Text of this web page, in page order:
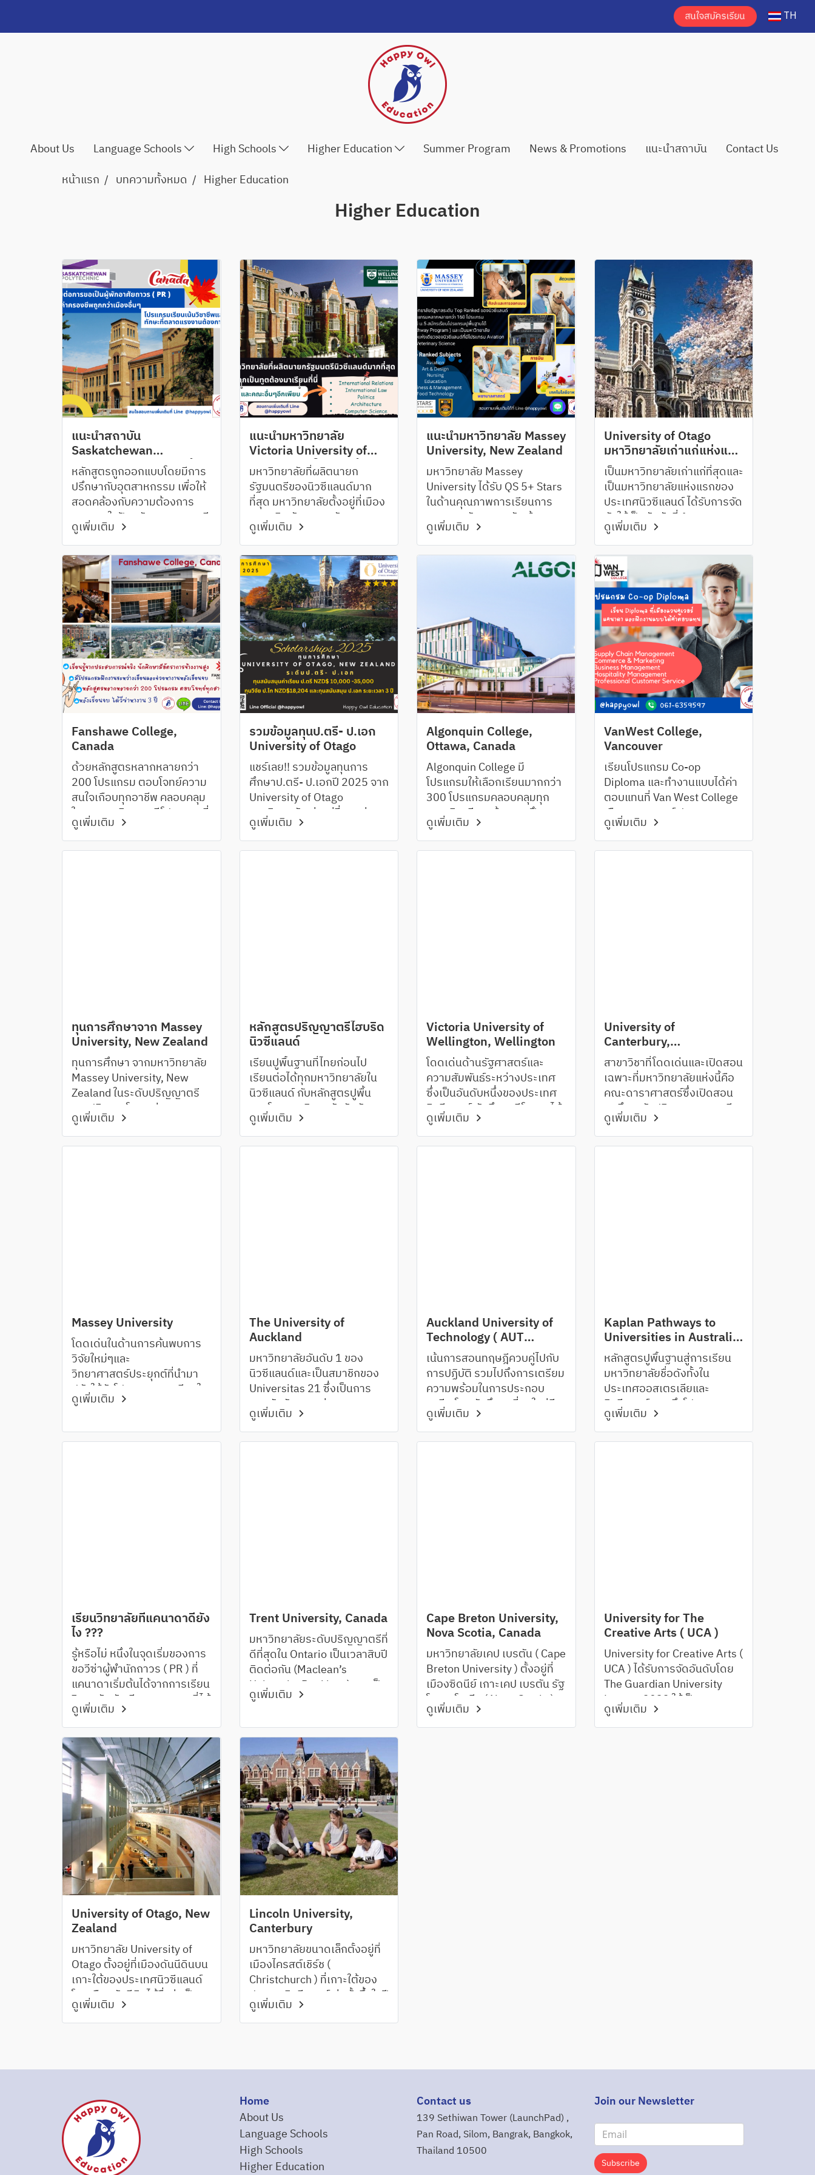
TH
About Us Language Schools High Schools Higher Education Summer Program News & Promotions แนะนำสถาบัน
Contact Us
หน้าแรก
บทความทั้งหมด Higher Education
Higher Education
แนะนำสถาบัน
Saskatchewan
Polytechnic แคนาดาเน้น
ตอบโจทย์ตลาดแรงงาน
หลักสูตรถูกออกแบบโดยมีการ
ปรึกษากับอุตสาหกรรม เพื่อให้
สอดคล้องกับความต้องการ
แรงงานในปัจจุบันและอนาคต มี
ส่วน Work‐Integrated
Learning โดยการฝึกงาน การ
ปฏิบัติจริงประมาณ 2 ใน 3 ของ
โปรแกรมทั้งหมด
ดูเพิ่มเติม
แนะนำมหาวิทยาลัย
Victoria University of
Wellington โดดเด่นด้าน
สาขาวิชารัฐศาสตร์และกฏ
หมาย
มหาวิทยาลัยที่ผลิตนายก
รัฐมนตรีของนิวซีแลนด์มาก
ที่สุด มหาวิทยาลัยตั้งอยู่ที่เมือง
หลวงติดกับอาคารรัฐสภา
ดูเพิ่มเติม
แนะนำมหาวิทยาลัย Massey
University, New Zealand
มหาวิทยาลัย Massey
University ได้รับ QS 5+ Stars
ในด้านคุณภาพการเรียนการ
สอน และอัตราการรับเข้า
ทำงานของนักศึกษาในระดับสูง
หลังจบการศึกษารวมถึงผล
งานการวิจัยในหลากหลาย
แขนงที่ติดอันดับโลกโดยมีสาขา
ดูเพิ่มเติม
University of Otago
มหาวิทยาลัยเก่าแก่แห่งแรก
ของประเทศนิวซีแลนด์
เป็นมหาวิทยาลัยเก่าแก่ที่สุดและ
เป็นมหาวิทยาลัยแห่งแรกของ
ประเทศนิวซีแลนด์ ได้รับการจัด
อันให้เป็นอันดับที่ 1 ของ
ประเทศทางด้าน University
Educational Performance
ดูเพิ่มเติม
Fanshawe College,
Canada
ด้วยหลักสูตรหลากหลายกว่า
200 โปรแกรม ตอบโจทย์ความ
สนใจเกือบทุกอาชีพ คลอบคลุม
ในทุกสาขาวิชาและมีโปรแกรมที่
น่าสนใจหลายโปรแกรมเช่น
ดูเพิ่มเติม
รวมข้อมูลทุนป.ตรี- ป.เอก
University of Otago
แชร์เลย!! รวมข้อมูลทุนการ
ศึกษาป.ตรี- ป.เอกปี 2025 จาก
University of Otago
มหาวิทยาลัยเก่าแก่ที่สุดแห่ง
แรกของนิวซีแลนด์
ดูเพิ่มเติม
Algonquin College,
Ottawa, Canada
Algonquin College มี
โปรแกรมให้เลือกเรียนมากกว่า
300 โปรแกรมคลอบคลุมทุก
สาขาวิชาชีพ พร้อมการฝึกงาน
ระหว่างเรียน
ดูเพิ่มเติม
VanWest College,
Vancouver
เรียนโปรแกรม Co-op
Diploma และทำงานแบบได้ค่า
ตอบแทนที่ Van West College
เมืองแวนคูเวอร์ ประเทศ
แคนาดา มีโปรแกรมให้เลือกทั้ง
ในสายงานเกี่ยวกับ ธุรกิจ การ
ดูเพิ่มเติม
ทุนการศึกษาจาก Massey
University, New Zealand
ทุนการศึกษา จากมหาวิทยาลัย
Massey University, New
Zealand ในระดับปริญญาตรี
และปริญญาโท มูลค่า
NZ$5,000 สำหรับนักศึกษา
ใหม่จำนวน 40 ทุน
ดูเพิ่มเติม
หลักสูตรปริญญาตรีไฮบริด
นิวซีแลนด์
เรียนปูพื้นฐานที่ไทยก่อนไป
เรียนต่อได้ทุกมหาวิทยาลัยใน
นิวซีแลนด์ กับหลักสูตรปูพื้น
ฐานโดยมหาวิทยาลัยอันดับ
Top1% ของโลก University of
Otago
ดูเพิ่มเติม
Victoria University of
Wellington, Wellington
โดดเด่นด้านรัฐศาสตร์และ
ความสัมพันธ์ระหว่างประเทศ
ซึ่งเป็นอันดับหนึ่งของประเทศ
นิวซีแลนด์ นักศึกษามีโอกาสได้
เข้าร่วมดูงานและฝึกงานใน
อาคารรัฐสภา
ดูเพิ่มเติม
University of
Canterbury,
Christchurch
สาขาวิชาที่โดดเด่นและเปิดสอน
เฉพาะที่มหาวิทยาลัยแห่งนี้คือ
คณะดาราศาสตร์ซึ่งเปิดสอน
จนถึงระดับปริญญาเอกและมี
หอดูดาวที่สร้างขึ้นเพื่อการ
เรียนและวิจัยสำหรับนักศึกษา
ดูเพิ่มเติม
Massey University
โดดเด่นในด้านการค้นพบการ
วิจัยใหม่ๆและ
วิทยาศาสตร์ประยุกต์ที่นำมา
ปรับใช้กับโปรแกรมการเรียนใน
สาขาวิชาต่างๆ
ดูเพิ่มเติม
The University of
Auckland
มหาวิทยาลัยอันดับ 1 ของ
นิวซีแลนด์และเป็นสมาชิกของ
Universitas 21 ซึ่งเป็นการ
รวมตัวกันของกลุ่ม
มหาวิทยาลัยชั้นนำของโลกใน
ด้านการวิจัย
ดูเพิ่มเติม
Auckland University of
Technology ( AUT
University )
เน้นการสอนทฤษฎีควบคู่ไปกับ
การปฏิบัติ รวมไปถึงการเตรียม
ความพร้อมในการประกอบ
อาชีพ โดยนักศึกษาที่จบใหม่มี
อัตราการจ้างงานสูงที่สุดใน
นิวซีแลนด์
ดูเพิ่มเติม
Kaplan Pathways to
Universities in Australia
& New Zealand
หลักสูตรปูพื้นฐานสู่การเรียน
มหาวิทยาลัยชื่อดังทั้งใน
ประเทศออสเตรเลียและ
นิวซีแลนด์ รวมถึงโปรแกรม
Degree Transfer เพื่อเข้าเรียน
ในปีที่ 2 ได้เลยหลังเรียนจบ
ดูเพิ่มเติม
เรียนวิทยาลัยที่แคนาดาดียัง
ไง ???
รู้หรือไม่ หนึ่งในจุดเริ่มของการ
ขอวีซ่าผู้พำนักถาวร ( PR ) ที่
แคนาดาเริ่มต้นได้จากการเรียน
วิทยาลัย นักเรียนหลายๆคนที่ได้
รับ PR หรือ Citizenship เริ่ม
จากการลงเรียนคอร์สสาย
อาชีพที่สามารถหางานได้ไม่
ยาก
ดูเพิ่มเติม
Trent University, Canada
มหาวิทยาลัยระดับปริญญาตรีที่
ดีที่สุดใน Ontario เป็นเวลาสิบปี
ติดต่อกัน (Maclean’s
University Rankings) และเป็น
อันดับหนึ่งด้านทุนการศึกษาใน
20 ปีต่อเนื่อง
ดูเพิ่มเติม
Cape Breton University,
Nova Scotia, Canada
มหาวิทยาลัยเคป เบรตัน ( Cape
Breton University ) ตั้งอยู่ที่
เมืองซิดนีย์ เกาะเคป เบรตัน รัฐ
โนวาสโกเชีย ( Nova Scotia )
ประเทศแคนาดา ซึ่งTravel +
Leisure World's Best
ดูเพิ่มเติม
University for The
Creative Arts ( UCA )
University for Creative Arts (
UCA ) ได้รับการจัดอันดับโดย
The Guardian University
League,2022 ให้เป็น
มหาวิทยาลัยอันดับ 1 ในสหราช
อาณาจักรของมหาวิทยาลัย
ดูเพิ่มเติม
University of Otago, New
Zealand
มหาวิทยาลัย University of
Otago ตั้งอยู่ที่เมืองดันนีดินบน
เกาะใต้ของประเทศนิวซีแลนด์
โดยเมืองดันนีดินได้ชื่อว่าเป็น
เมืองนักศึกษา ด้วยประชากร
ของเมืองราวๆ 30% ประกอบ
อยู่ที่เมืองนี้
ดูเพิ่มเติม
Lincoln University,
Canterbury
มหาวิทยาลัยขนาดเล็กตั้งอยู่ที่
เมืองไครสต์เชิร์ช (
Christchurch ) ที่เกาะใต้ของ
ประเทศนิวซีแลนด์ ก่อตั้งขึ้นในปี
1878 ปัจจุบันมีศึกษาประมาณ
3,500 คน เปิดสอนตั้งแต่ระดับ
universities globally
University Rankings)
ดูเพิ่มเติม
Home
About Us
Language Schools
High Schools
Higher Education
Contact us
139 Sethiwan Tower (LaunchPad) ,
Pan Road, Silom, Bangrak, Bangkok,
Thailand 10500
Join our Newsletter
Subscribe